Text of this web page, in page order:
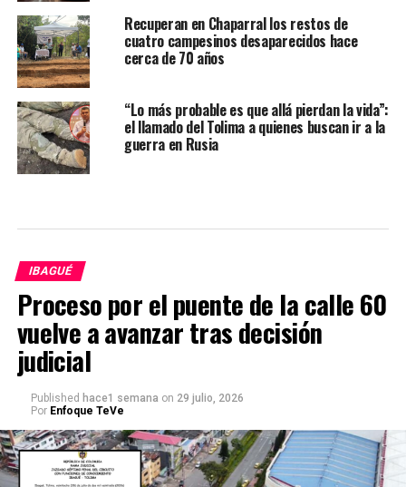
Recuperan en Chaparral los restos de
cuatro campesinos desaparecidos hace
cerca de 70 años
“Lo más probable es que allá pierdan la vida”:
el llamado del Tolima a quienes buscan ir a la
guerra en Rusia
IBAGUÉ
Proceso por el puente de la calle 60
vuelve a avanzar tras decisión
judicial
Published hace1 semana on 29 julio, 2026
Por Enfoque TeVe